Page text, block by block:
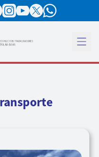
Abrir